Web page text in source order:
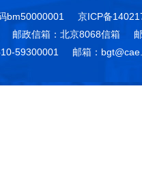
bm50000001
京ICP备
邮政信箱：北京8068信箱
59300001 邮箱：